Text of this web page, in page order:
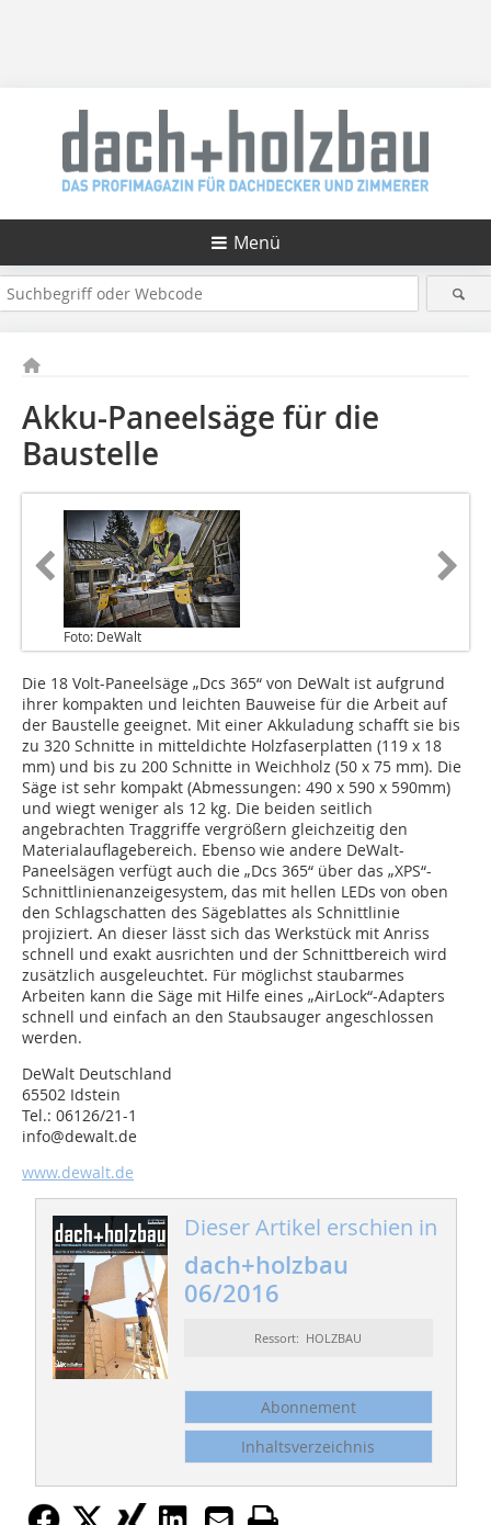
Menü
Akku-Paneelsäge für die
Baustelle
Foto: DeWalt
Die 18 Volt-Paneelsäge „Dcs 365“ von DeWalt ist aufgrund
ihrer kompakten und leichten Bauweise für die Arbeit auf
der Baustelle geeignet. Mit einer Akkuladung schafft sie bis
zu 320 Schnitte in mitteldichte Holzfaserplatten (119 x 18
mm) und bis zu 200 Schnitte in Weichholz (50 x 75 mm). Die
Säge ist sehr kompakt (Abmessungen: 490 x 590 x 590mm)
und wiegt weniger als 12 kg. Die beiden seitlich
angebrachten Traggriffe vergrößern gleichzeitig den
Materialauflagebereich. Ebenso wie andere DeWalt-
Paneelsägen verfügt auch die „Dcs 365“ über das „XPS“-
Schnittlinienanzeigesystem, das mit hellen LEDs von oben
den Schlagschatten des Sägeblattes als Schnittlinie
projiziert. An dieser lässt sich das Werkstück mit Anriss
schnell und exakt ausrichten und der Schnittbereich wird
zusätzlich ausgeleuchtet. Für möglichst staubarmes
Arbeiten kann die Säge mit Hilfe eines „AirLock“-Adapters
schnell und einfach an den Staubsauger angeschlossen
werden.
DeWalt Deutschland
65502 Idstein
Tel.: 06126/21-1
info@dewalt.de
www.dewalt.de
Dieser Artikel erschien in
dach+holzbau
06/2016
Ressort: HOLZBAU
Abonnement
Inhaltsverzeichnis